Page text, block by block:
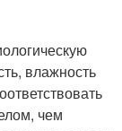
влажность
чем